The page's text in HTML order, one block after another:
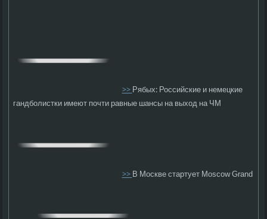
>>Рябых: Российские и немецкие
гандболистки имеют почти равные шансы на выход на ЧМ
>>В Москве стартует Moscow Grand